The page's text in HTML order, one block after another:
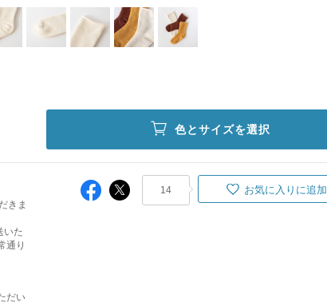
色とサイズを選択
きま
いた
通り
だい
14 お気に入りに追加